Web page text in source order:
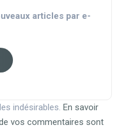
articles par e-
indésirables. En savoir
vos commentaires sont